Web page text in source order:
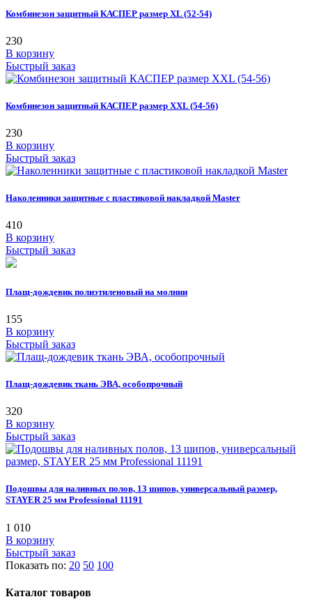
Комбинезон защитный КАСПЕР размер ХL (52-54)
230
В корзину
Быстрый заказ
Комбинезон защитный КАСПЕР размер XXL (54-56)
230
В корзину
Быстрый заказ
Наколенники защитные с пластиковой накладкой Master
410
В корзину
Быстрый заказ
Плащ-дождевик полиэтиленовый на молнии
155
В корзину
Быстрый заказ
Плащ-дождевик ткань ЭВА, особопрочный
320
В корзину
Быстрый заказ
Подошвы для наливных полов, 13 шипов, универсальный размер,
STAYER 25 мм Professional 11191
1 010
В корзину
Быстрый заказ
Показать по: 20 50 100
Каталог товаров